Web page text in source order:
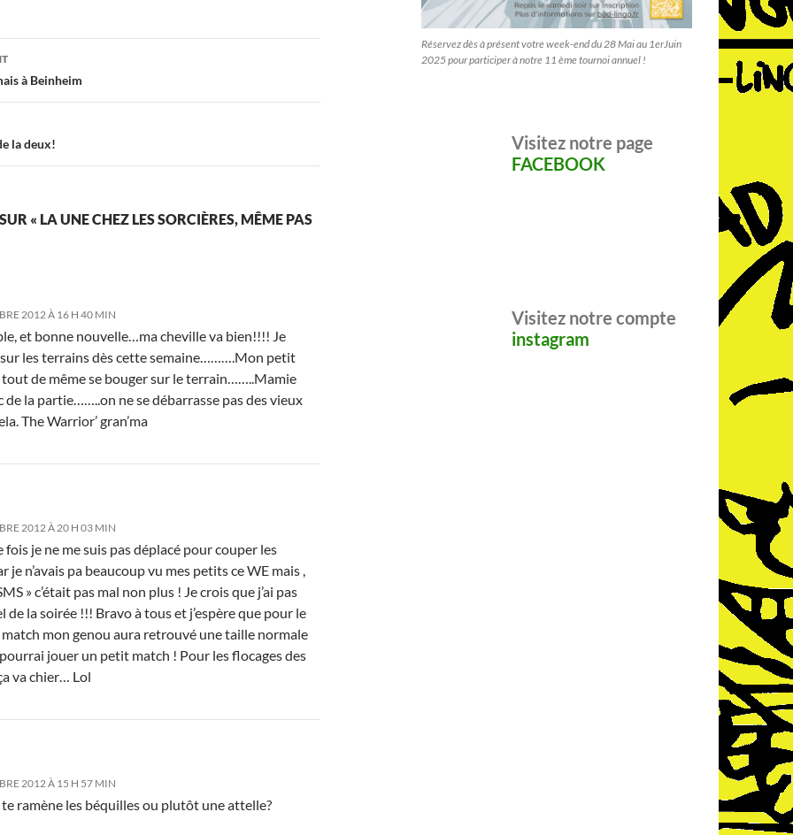
à Beinheim
la deux!
« LA UNE CHEZ LES SORCIÈRES, MÊME PAS
2012 À 16 H 40 MIN
et bonne nouvelle…ma cheville va bien!!!! Je
les terrains dès cette semaine……….Mon petit
de même se bouger sur le terrain……..Mamie
de la partie……..on ne se débarrasse pas des vieux
The Warrior’ gran’ma
2012 À 20 H 03 MIN
fois je ne me suis pas déplacé pour couper les
je n’avais pa beaucoup vu mes petits ce WE mais ,
» c’était pas mal non plus ! Je crois que j’ai pas
de la soirée !!! Bravo à tous et j’espère que pour le
mon genou aura retrouvé une taille normale
jouer un petit match ! Pour les flocages des
va chier… Lol
2012 À 15 H 57 MIN
ramène les béquilles ou plutôt une attelle?
Réservez dès à présent votre week-end du 28 Mai au 1erJuin
2025 pour participer à notre 11 ème tournoi annuel !
Visitez notre page
FACEBOOK
Visitez notre compte
instagram